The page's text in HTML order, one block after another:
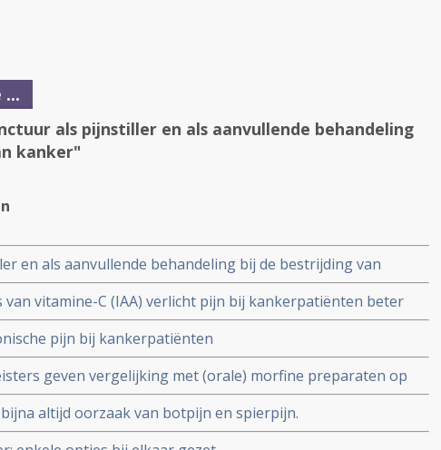
als pijnstiller en als aanvullende behandeling
kanker"
en als aanvullende behandeling bij de bestrijding van
vitamine-C (IAA) verlicht pijn bij kankerpatiënten beter
traditionele middelen aldus verschillende studies.
pijn bij kankerpatiënten
geven vergelijking met (orale) morfine preparaten op
betere resultaten in het pijnstillende effect bij
altijd oorzaak van botpijn en spierpijn.